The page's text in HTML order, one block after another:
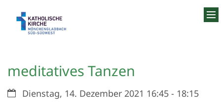
meditatives Tanzen
Datum:Dienstag, 14. Dezember 2021 16:45 - 18:15